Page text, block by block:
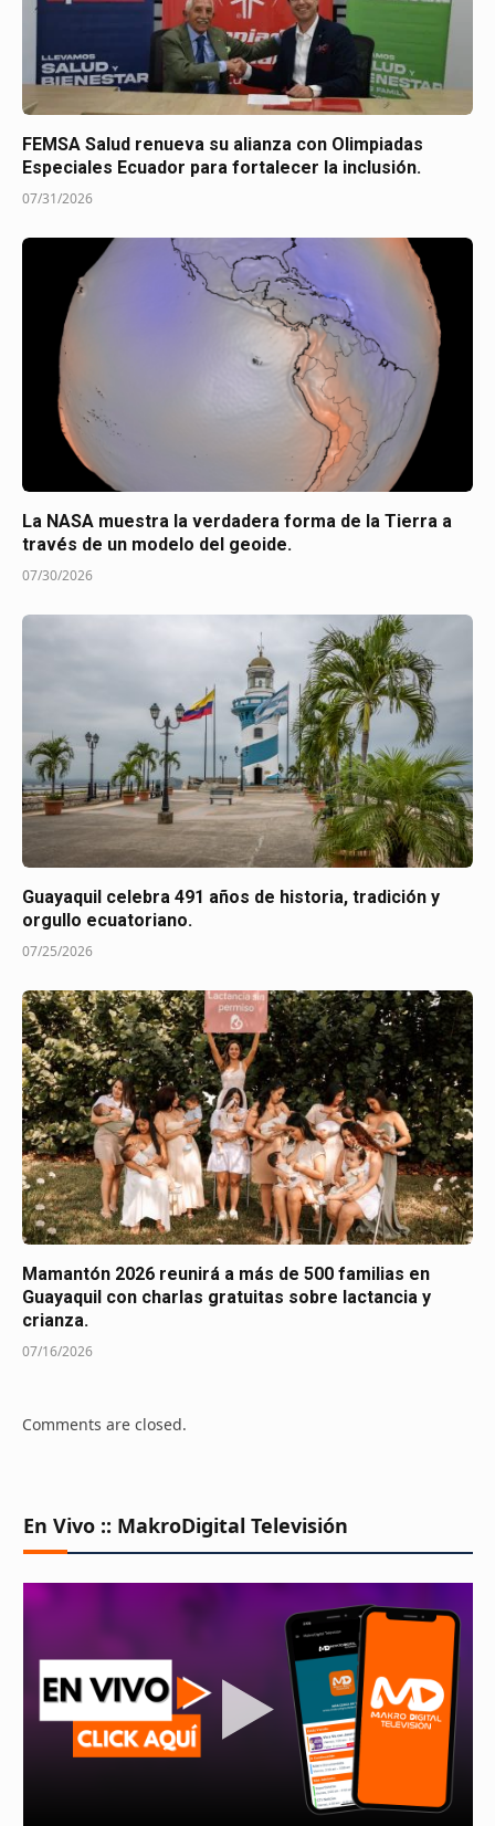
FEMSA Salud renueva su alianza con Olimpiadas
Especiales Ecuador para fortalecer la inclusión.
07/31/2026
La NASA muestra la verdadera forma de la Tierra a
través de un modelo del geoide.
07/30/2026
Guayaquil celebra 491 años de historia, tradición y
orgullo ecuatoriano.
07/25/2026
Mamantón 2026 reunirá a más de 500 familias en
Guayaquil con charlas gratuitas sobre lactancia y
crianza.
07/16/2026
Comments are closed.
En Vivo :: MakroDigital Televisión